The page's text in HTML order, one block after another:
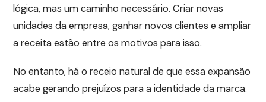
lógica, mas um caminho necessário. Criar novas
unidades da empresa, ganhar novos clientes e ampliar
a receita estão entre os motivos para isso.
No entanto, há o receio natural de que essa expansão
acabe gerando prejuízos para a identidade da marca.